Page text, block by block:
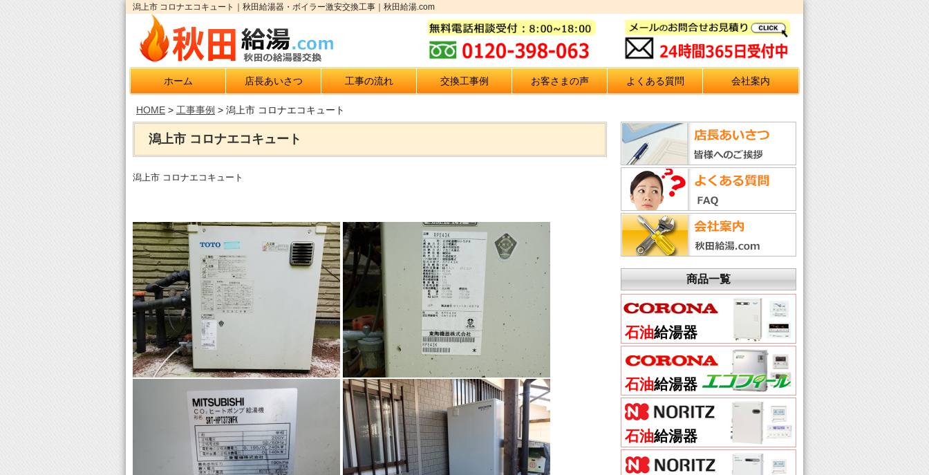
潟上市 コロナエコキュート｜秋田給湯器・ボイラー激安交換工事｜秋田給湯.com
ホーム 店長あいさつ 工事の流れ 交換工事例 お客さまの声 よくある質問 会社案内
HOME > 工事事例 > 潟上市 コロナエコキュート
潟上市 コロナエコキュート
潟上市 コロナエコキュート
商品一覧
石油給湯器
石油給湯器
石油給湯器